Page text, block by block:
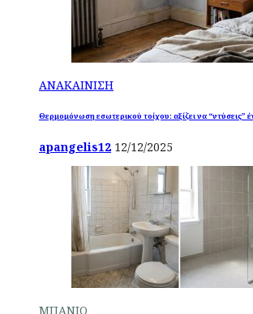
ΑΝΑΚΑΙΝΙΣΗ
Θερμομόνωση εσωτερικού τοίχου: αξίζει να “ντύσεις”
apangelis12 12/12/2025
ΜΠΑΝΙΟ